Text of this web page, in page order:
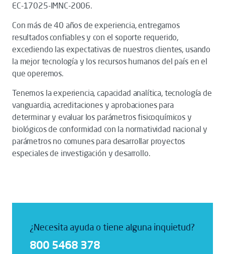
EC-17025-IMNC-2006.
Con más de 40 años de experiencia, entregamos
resultados confiables y con el soporte requerido,
excediendo las expectativas de nuestros clientes, usando
la mejor tecnología y los recursos humanos del país en el
que operemos.
Tenemos la experiencia, capacidad analítica, tecnología de
vanguardia, acreditaciones y aprobaciones para
determinar y evaluar los parámetros fisicoquímicos y
biológicos de conformidad con la normatividad nacional y
parámetros no comunes para desarrollar proyectos
especiales de investigación y desarrollo.
¿Necesita ayuda o tiene alguna inquietud?
800 5468 378